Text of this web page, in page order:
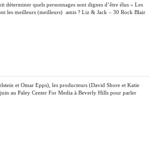
déterminer quels personnages sont dignes d’être élus « Les
les meilleurs (meilleurs) amis ? Liz & Jack – 30 Rock Blair
et Omar Epps), les producteurs (David Shore et Katie
au Paley Center For Media à Beverly Hills pour parler